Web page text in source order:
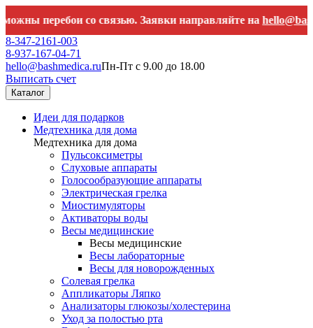
со связью. Заявки направляйте на
8-347-2161-003
8-937-167-04-71
hello@bashmedica.ruПн-Пт с 9.00 до 18.00
Выписать счет
Каталог
Идеи для подарков
Медтехника для дома
Медтехника для дома
Пульсоксиметры
Слуховые аппараты
Голосообразующие аппараты
Электрическая грелка
Миостимуляторы
Активаторы воды
Весы медицинские
Весы медицинские
Весы лабораторные
Весы для новорожденных
Солевая грелка
Аппликаторы Ляпко
Анализаторы глюкозы/холестерина
Уход за полостью рта